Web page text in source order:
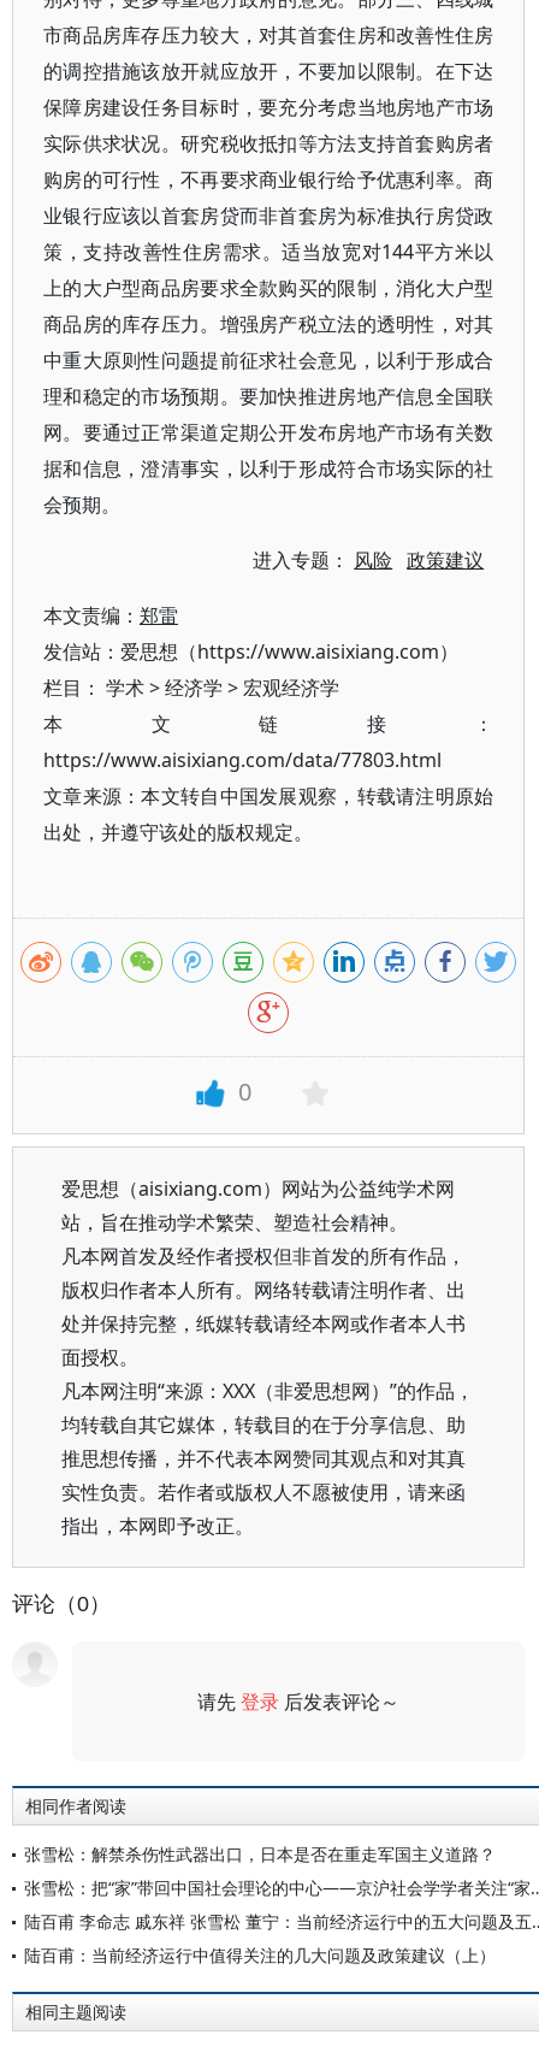
市商品房库存压力较大，对其首套住房和改善性住房
的调控措施该放开就应放开，不要加以限制。在下达
保障房建设任务目标时，要充分考虑当地房地产市场
实际供求状况。研究税收抵扣等方法支持首套购房者
购房的可行性，不再要求商业银行给予优惠利率。商
业银行应该以首套房贷而非首套房为标准执行房贷政
策，支持改善性住房需求。适当放宽对144平方米以
上的大户型商品房要求全款购买的限制，消化大户型
商品房的库存压力。增强房产税立法的透明性，对其
中重大原则性问题提前征求社会意见，以利于形成合
理和稳定的市场预期。要加快推进房地产信息全国联
网。要通过正常渠道定期公开发布房地产市场有关数
据和信息，澄清事实，以利于形成符合市场实际的社
会预期。
进入专题： 风险 政策建议
本文责编： 郑雷
发信站：爱思想（https://www.aisixiang.com）
栏目： 学术>经济学 >宏观经济学
本文链接：
https://www.aisixiang.com/data/77803.html
文章来源：本文转自中国发展观察，转载请注明原始
出处，并遵守该处的版权规定。
0
爱思想（aisixiang.com）网站为公益纯学术网
站，旨在推动学术繁荣、塑造社会精神。
凡本网首发及经作者授权但非首发的所有作品，
版权归作者本人所有。网络转载请注明作者、出
处并保持完整，纸媒转载请经本网或作者本人书
面授权。
凡本网注明“来源：XXX（非爱思想网）”的作品，
均转载自其它媒体，转载目的在于分享信息、助
推思想传播，并不代表本网赞同其观点和对其真
实性负责。若作者或版权人不愿被使用，请来函
指出，本网即予改正。
评论（0）
请先登录 后发表评论～
相同作者阅读
张雪松：解禁杀伤性武器出口，日本是否在重走军国主义道路？
张雪松：把“家”带回中国社
陆百甫 李命志 戚东祥
陆百甫：当前经济运行中值得关注的几大问题及政策建议（上）
相同主题阅读